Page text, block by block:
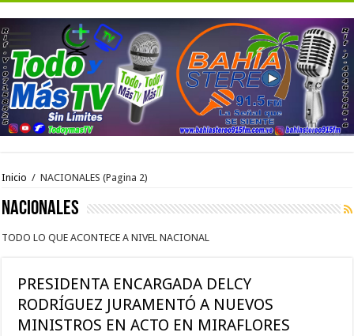
Inicio / NACIONALES (Pagina 2)
NACIONALES
TODO LO QUE ACONTECE A NIVEL NACIONAL
PRESIDENTA ENCARGADA DELCY
RODRÍGUEZ JURAMENTÓ A NUEVOS
MINISTROS EN ACTO EN MIRAFLORES